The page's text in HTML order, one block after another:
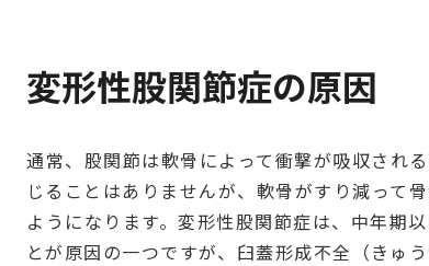
変形性股関節症の原因
通常、股関節は軟骨によって衝撃が吸収され
じることはありませんが、軟骨がすり減って
ようになります。変形性股関節症は、中年期
とが原因の一つですが、臼蓋形成不全（きゅ